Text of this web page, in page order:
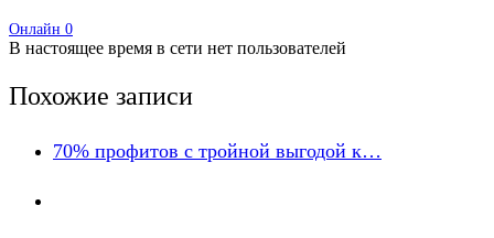
Онлайн 0
В настоящее время в сети нет пользователей
Похожие записи
70% профитов с тройной выгодой к…